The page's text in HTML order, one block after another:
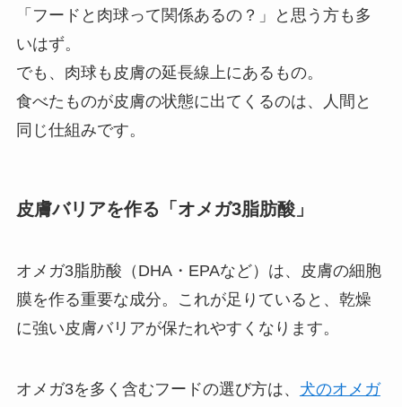
「フードと肉球って関係あるの？」と思う方も多
いはず。
でも、肉球も皮膚の延長線上にあるもの。
食べたものが皮膚の状態に出てくるのは、人間と
同じ仕組みです。
皮膚バリアを作る「オメガ3脂肪酸」
オメガ3脂肪酸（DHA・EPAなど）は、皮膚の細胞
膜を作る重要な成分。これが足りていると、乾燥
に強い皮膚バリアが保たれやすくなります。
オメガ3を多く含むフードの選び方は、 犬のオメガ